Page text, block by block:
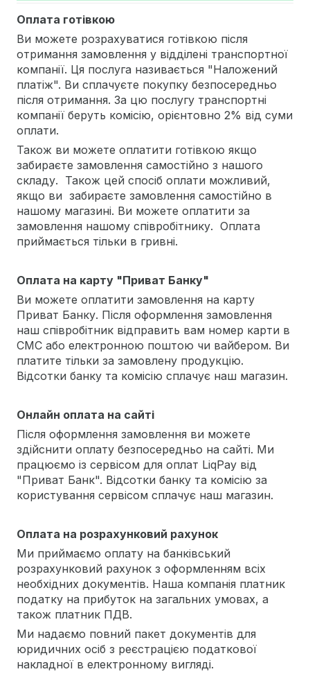
Оплата готівкою
Ви можете розрахуватися готівкою після
отримання замовлення у відділені транспортної
компанії. Ця послуга називається "Наложений
платіж". Ви сплачуєте покупку безпосередньо
після отримання. За цю послугу транспортні
компанії беруть комісію, орієнтовно 2% від суми
оплати.
Також ви можете оплатити готівкою якщо
забираєте замовлення самостійно з нашого
складу. Також цей спосіб оплати можливий,
якщо ви забираєте замовлення самостійно в
нашому магазині. Ви можете оплатити за
замовлення нашому співробітнику. Оплата
приймається тільки в гривні.
Оплата на карту "Приват Банку"
Ви можете оплатити замовлення на карту
Приват Банку. Після оформлення замовлення
наш співробітник відправить вам номер карти в
СМС або електронною поштою чи вайбером. Ви
платите тільки за замовлену продукцію.
Відсотки банку та комісію сплачує наш магазин.
Онлайн оплата на сайті
Після оформлення замовлення ви можете
здійснити оплату безпосередньо на сайті. Ми
працюємо із сервісом для оплат LiqPay від
"Приват Банк". Відсотки банку та комісію за
користування сервісом сплачує наш магазин.
Оплата на розрахунковий рахунок
Ми приймаємо оплату на банківський
розрахунковий рахунок з оформленням всіх
необхідних документів. Наша компанія платник
податку на прибуток на загальних умовах, а
також платник ПДВ.
Ми надаємо повний пакет документів для
юридичних осіб з реєстрацією податкової
накладної в електронному вигляді.